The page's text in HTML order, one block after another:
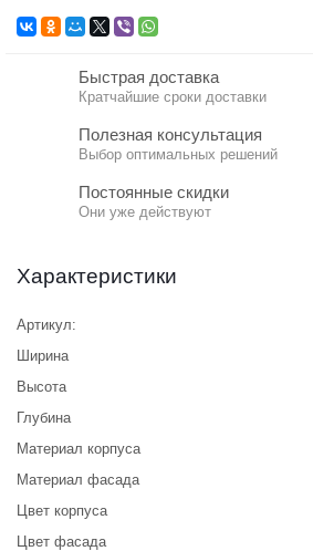
Быстрая доставка
Кратчайшие сроки доставки
Полезная консультация
Выбор оптимальных решений
Постоянные скидки
Они уже действуют
Характеристики
Артикул:
Ширина
Высота
Глубина
Материал корпуса
Материал фасада
Цвет корпуса
Цвет фасада